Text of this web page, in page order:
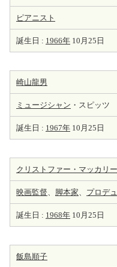
ピアニスト
誕生日 : 1966年 10月25日
崎山龍男
ミュージシャン ・スピッツ
誕生日 : 1967年 10月25日
クリストファー・マッカリー
映画監督、 脚本家、 プロデ
誕生日 : 1968年 10月25日
飯島順子